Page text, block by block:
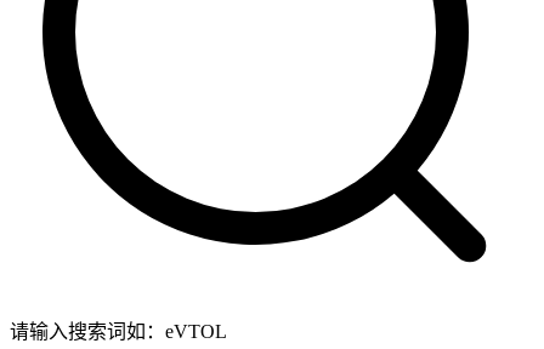
请输入搜索词如：eVTOL